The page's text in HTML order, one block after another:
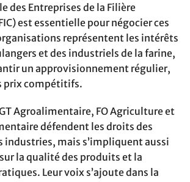
des Entreprises de la Filière
est essentielle pour négocier ces
représentent les intérêts
et des industriels de la farine,
un approvisionnement régulier,
prix compétitifs.
Agroalimentaire, FO Agriculture et
défendent les droits des
industries, mais s’impliquent aussi
la qualité des produits et la
Leur voix s’ajoute dans la